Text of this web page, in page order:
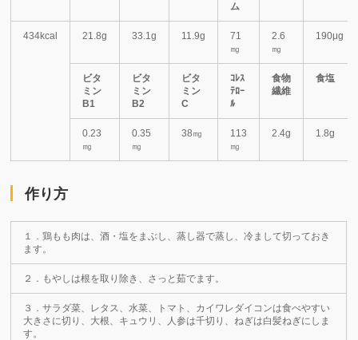
ム
434kcal 21.8g 33.1g 11.9g
71
㎎
2.6
㎎
190μg
ビタ
ミン
B1
ビタ
ミン
B2
ビタ
ミン
C
ｺﾚｽ
ﾃﾛｰ
ﾙ
食物
繊維
食塩
0.23
㎎
0.35
㎎
38㎎
113
㎎
2.4g 1.8g
作り方
１．鶏もも肉は、酒・塩をまぶし、蒸し器で蒸し、冷まして切っておき
ます。
２．もやしは根を取り除き、さっと茹でます。
３．サラダ菜、レタス、水菜、トマト、カイワレダイコンは食べやすい
大きさに切り、大根、キュウリ、人参は千切り、ねぎは白髪ねぎにしま
す。